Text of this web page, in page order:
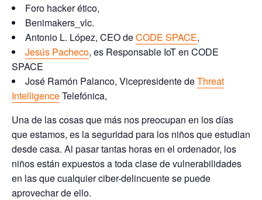
Foro hacker ético,
Benimakers_vlc.
Antonio L. López, CEO deCODE SPACE,
Jesús Pacheco, es Responsable IoT en CODE
SPACE
José Ramón Palanco, Vicepresidente deThreat
IntelligenceTelefónica,
Una de las cosas que más nos preocupan en los días
que estamos, es la seguridad para los niños que estudian
desde casa. Al pasar tantas horas en el ordenador, los
niños están expuestos a toda clase de vulnerabilidades
en las que cualquier ciber-delincuente se puede
aprovechar de ello.